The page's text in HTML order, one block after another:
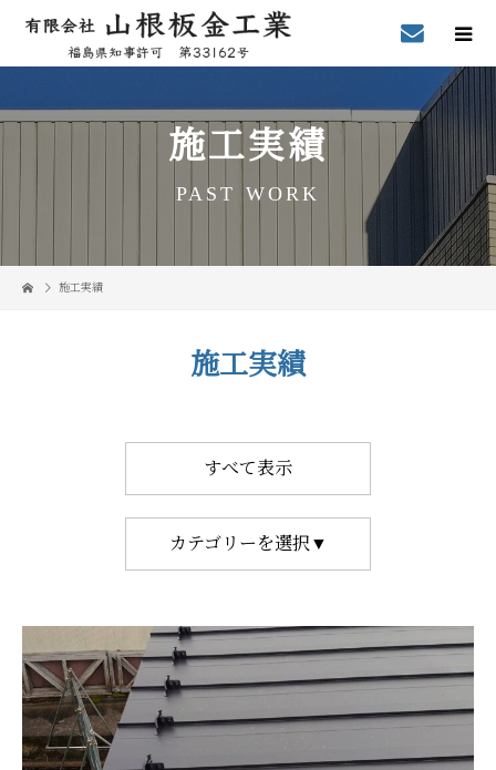
施工実績
PAST WORK
施工実績
施工実績
すべて表示
カテゴリーを選択▼